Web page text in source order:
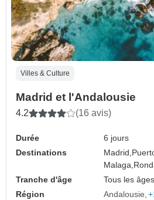
Villes & Culture
Madrid et l'Andalousie
4.2 (16 avis)
Durée
6 jours
Destinations
Madrid,
Malaga,
Tranche d'âge
Tous les
Région
Andalousie